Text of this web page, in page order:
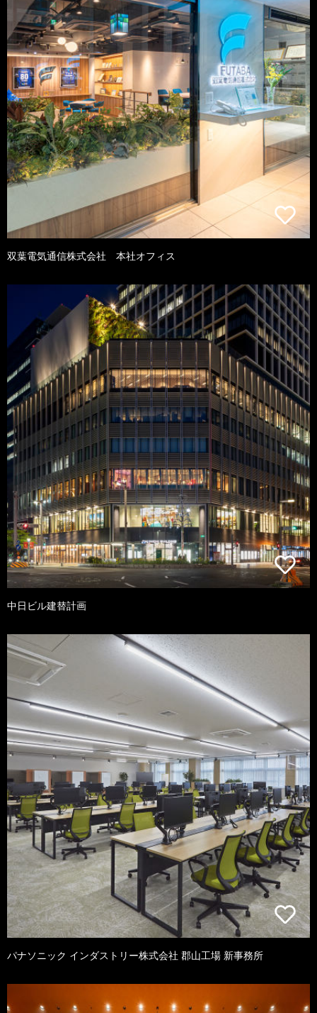
双葉電気通信株式会社 本社オフィス
中日ビル建替計画
パナソニック インダストリー株式会社 郡山工場 新事務所